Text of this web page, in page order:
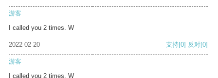
游客
I called you 2 times. W
2022-02-20 支持[0] 反对[0]
游客
I called you 2 times. W